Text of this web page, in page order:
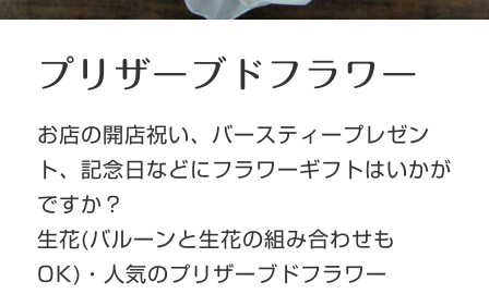
プリザーブドフラワー
お店の開店祝い、バースティープレゼン
ト、記念日などにフラワーギフトはいかが
ですか？
生花(バルーンと生花の組み合わせも
OK)・人気のプリザーブドフラワー